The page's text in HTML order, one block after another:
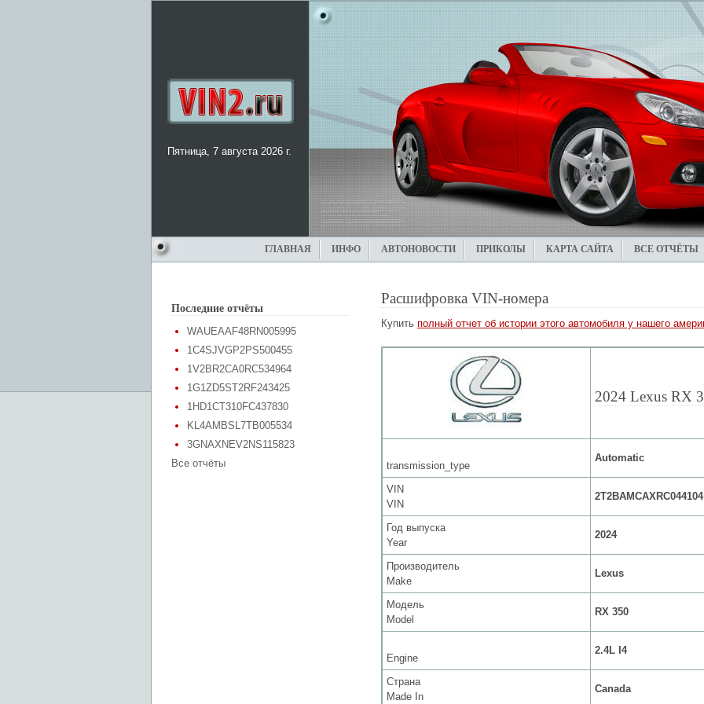
Пятница, 7 августа 2026 г.
ГЛАВНАЯ ИНФО АВТОНОВОСТИ ПРИКОЛЫ КАРТА САЙТА ВСЕ ОТЧЁТЫ
Последние отчёты
WAUEAAF48RN005995
1C4SJVGP2PS500455
1V2BR2CA0RC534964
1G1ZD5ST2RF243425
1HD1CT310FC437830
KL4AMBSL7TB005534
3GNAXNEV2NS115823
Все отчёты
Расшифровка VIN-номера
Купить полный отчет об истории этого автомобиля у нашего
2024 Lexus RX
transmission_type
Automatic
VIN
VIN
2T2BAMCAXRC044104
Год выпуска
Year
2024
Производитель
Make
Lexus
Модель
Model
RX 350
Engine
2.4L I4
Страна
Made In
Canada